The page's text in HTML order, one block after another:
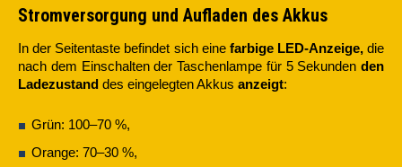
Stromversorgung und Aufladen des Akkus
In der Seitentaste befindet sich eine farbige LED-Anzeige, die
nach dem Einschalten der Taschenlampe für 5 Sekunden den
Ladezustand des eingelegten Akkus anzeigt:
Grün: 100–70 %,
Orange: 70–30 %,